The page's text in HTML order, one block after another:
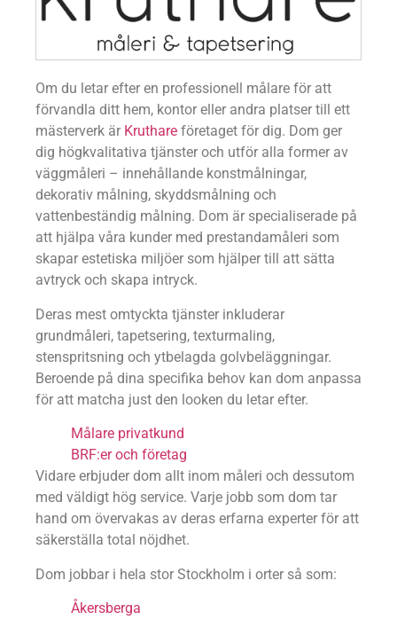
Om du letar efter en professionell målare för att
förvandla ditt hem, kontor eller andra platser till ett
mästerverk är Kruthare företaget för dig. Dom ger
dig högkvalitativa tjänster och utför alla former av
väggmåleri – innehållande konstmålningar,
dekorativ målning, skyddsmålning och
vattenbeständig målning. Dom är specialiserade på
att hjälpa våra kunder med prestandamåleri som
skapar estetiska miljöer som hjälper till att sätta
avtryck och skapa intryck.
Deras mest omtyckta tjänster inkluderar
grundmåleri, tapetsering, texturmaling,
stenspritsning och ytbelagda golvbeläggningar.
Beroende på dina specifika behov kan dom anpassa
för att matcha just den looken du letar efter.
Målare privatkund
BRF:er och företag
Vidare erbjuder dom allt inom måleri och dessutom
med väldigt hög service. Varje jobb som dom tar
hand om övervakas av deras erfarna experter för att
säkerställa total nöjdhet.
Dom jobbar i hela stor Stockholm i orter så som:
Åkersberga